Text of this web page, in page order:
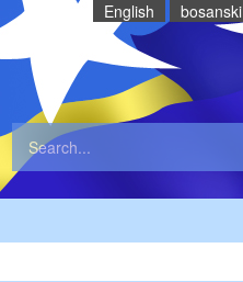
English bosanski